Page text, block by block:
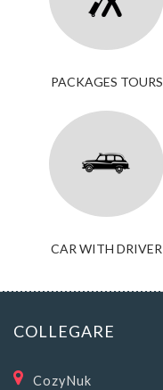
PACKAGES TOURS
CAR WITH DRIVER
COLLEGARE
CozyNuk